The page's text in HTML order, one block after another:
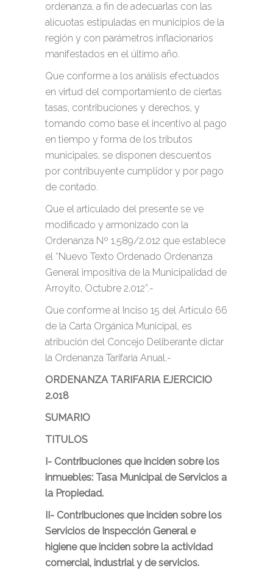
ordenanza, a fin de adecuarlas con las
alícuotas estipuladas en municipios de la
región y con parámetros inflacionarios
manifestados en el último año.
Que conforme a los análisis efectuados
en virtud del comportamiento de ciertas
tasas, contribuciones y derechos, y
tomando como base el incentivo al pago
en tiempo y forma de los tributos
municipales, se disponen descuentos
por contribuyente cumplidor y por pago
de contado.
Que el articulado del presente se ve
modificado y armonizado con la
Ordenanza Nº 1.589/2.012 que establece
el “Nuevo Texto Ordenado Ordenanza
General impositiva de la Municipalidad de
Arroyito, Octubre 2.012”.-
Que conforme al Inciso 15 del Artículo 66
de la Carta Orgánica Municipal, es
atribución del Concejo Deliberante dictar
la Ordenanza Tarifaria Anual.-
ORDENANZA TARIFARIA EJERCICIO
2.018
SUMARIO
TITULOS
I- Contribuciones que inciden sobre los
inmuebles: Tasa Municipal de Servicios a
la Propiedad.
II- Contribuciones que inciden sobre los
Servicios de Inspección General e
higiene que inciden sobre la actividad
comercial, industrial y de servicios.